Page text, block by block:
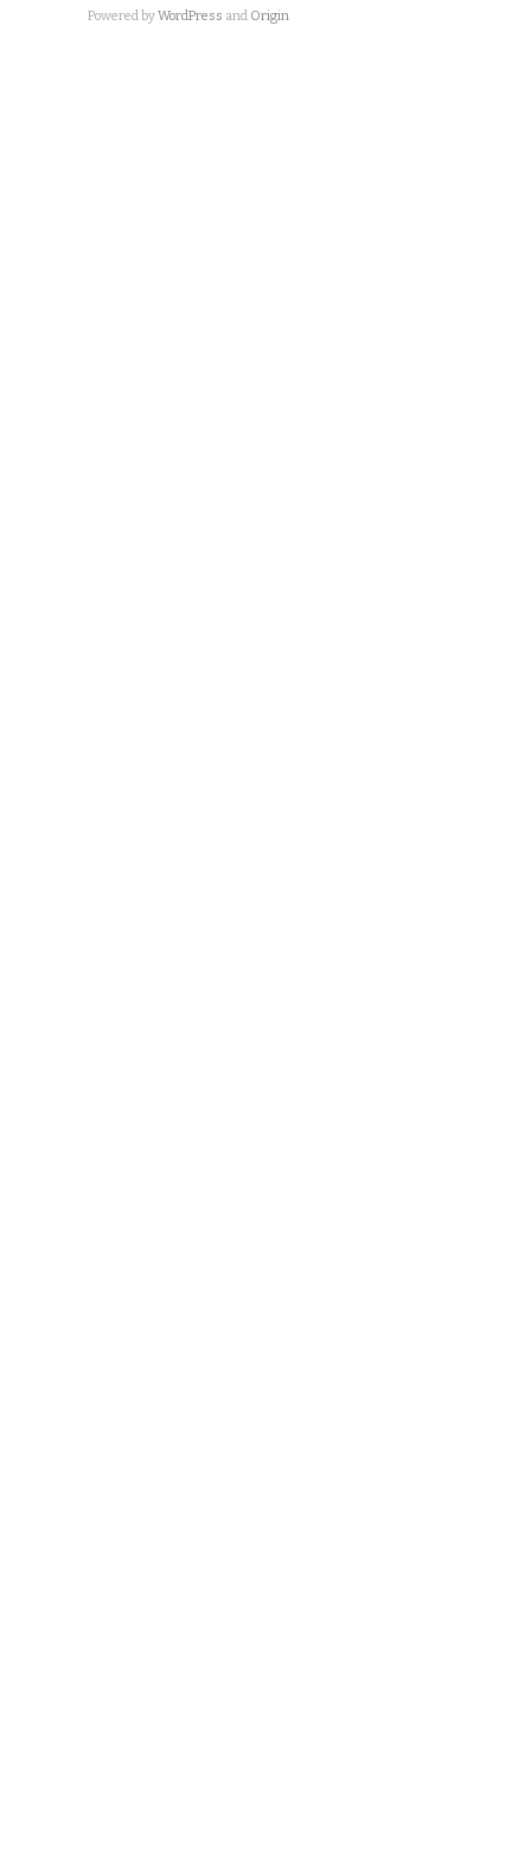
Powered byWordPress and Origin